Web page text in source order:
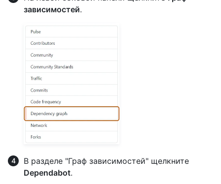
зависимостей.
В разделе "Граф зависимостей" щелкните
Dependabot.